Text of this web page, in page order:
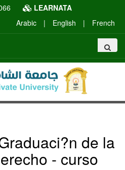
LEARNATA
Arabic
| English | French
de la
- curso